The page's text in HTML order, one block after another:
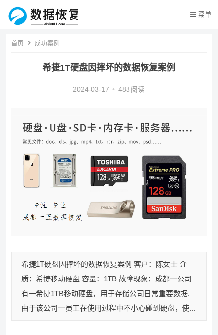
菜单
首页 成功案例
希捷1T硬盘因摔坏的数据恢复案例
2024-03-17 • 488 阅读
希捷1T硬盘因摔坏的数据恢复案例 客户：陈女士 介
质：希捷移动硬盘 容量：1TB 故障现象：成都一公司
有一希捷1TB移动硬盘，用于存储公司日常重要数据.
由于该公司一员工在使用过程中不小心碰到硬盘，使...